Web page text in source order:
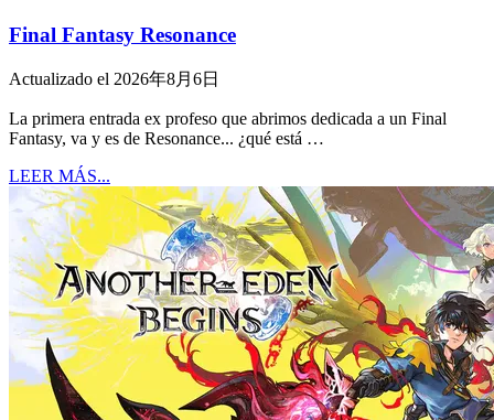
Final Fantasy Resonance
Actualizado el 2026年8月6日
La primera entrada ex profeso que abrimos dedicada a un Final
Fantasy, va y es de Resonance... ¿qué está …
LEER MÁS...